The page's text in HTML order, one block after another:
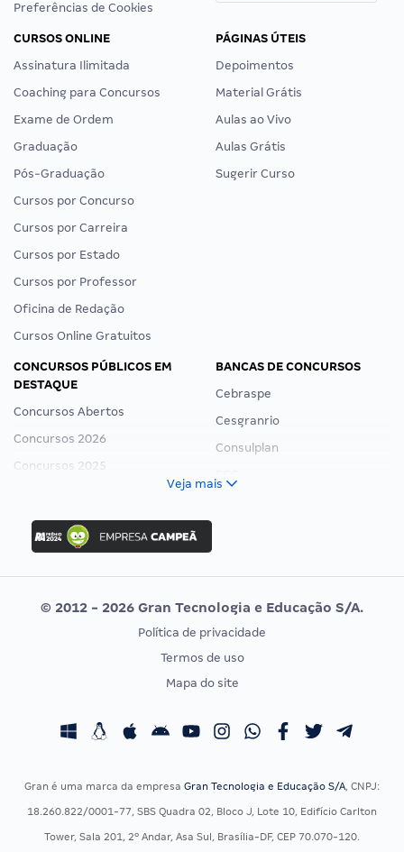
Preferências de Cookies
CURSOS ONLINE
Assinatura Ilimitada
Coaching para Concursos
Exame de Ordem
Graduação
Pós-Graduação
Cursos por Concurso
Cursos por Carreira
Cursos por Estado
Cursos por Professor
Oficina de Redação
Cursos Online Gratuitos
PÁGINAS ÚTEIS
Depoimentos
Material Grátis
Aulas ao Vivo
Aulas Grátis
Sugerir Curso
CONCURSOS PÚBLICOS EM
DESTAQUE
Concursos Abertos
Concursos 2026
Concursos 2025
Concurso Ibama
Concurso MPU
Editais publicados
BANCAS DE CONCURSOS
Cebraspe
Cesgranrio
Consulplan
Vunesp
CONCURSOS POR PROFISSÃO
Concursos Fiscais
Concursos Saúde
EXAME DE ORDEM
Calendário OAB
Veja mais
© 2012 - 2026 Gran Tecnologia e Educação S/A.
Política de privacidade
Termos de uso
Mapa do site
Gran é uma marca da empresa Gran Tecnologia e Educação S/A, CNPJ:
18.260.822/0001-77, SBS Quadra 02, Bloco J, Lote 10, Edifício Carlton
Tower, Sala 201, 2º Andar, Asa Sul, Brasília-DF, CEP 70.070-120.